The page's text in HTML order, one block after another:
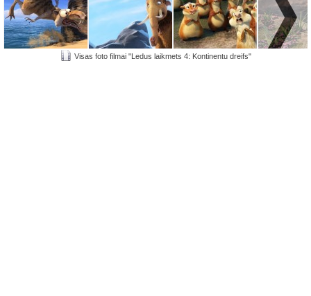
Visas foto filmai "Ledus laikmets 4: Kontinentu dreifs"